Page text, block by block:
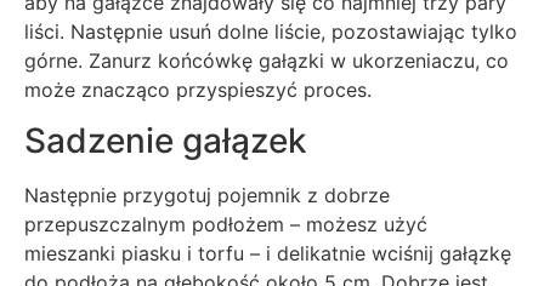
liści. Następnie usuń dolne liście, pozostawiając tylko
górne. Zanurz końcówkę gałązki w ukorzeniaczu, co
może znacząco przyspieszyć proces.
Sadzenie gałązek
Następnie przygotuj pojemnik z dobrze
przepuszczalnym podłożem – możesz użyć
mieszanki piasku i torfu – i delikatnie wciśnij gałązkę